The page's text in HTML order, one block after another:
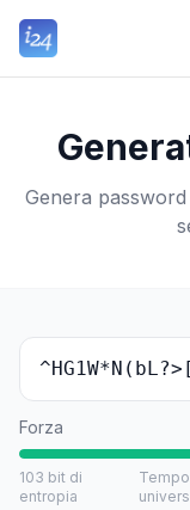
Genera
Forza
103 bit di
entropia